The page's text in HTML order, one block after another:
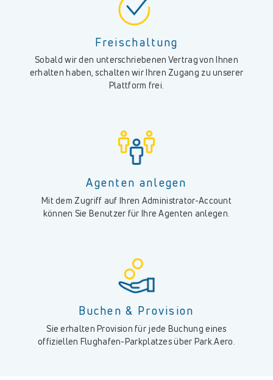
Freischaltung
Sobald wir den unterschriebenen Vertrag von Ihnen
erhalten haben, schalten wir Ihren Zugang zu unserer
Plattform frei.
Agenten anlegen
Mit dem Zugriff auf Ihren Administrator-Account
können Sie Benutzer für Ihre Agenten anlegen.
Buchen & Provision
Sie erhalten Provision für jede Buchung eines
offiziellen Flughafen-Parkplatzes über Park.Aero.